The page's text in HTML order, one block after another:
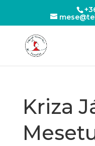
Kriza